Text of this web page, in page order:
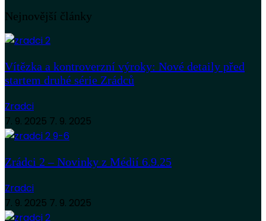
Nejnovější články
Vítězka a kontroverzní výroky: Nové detaily před
startem druhé série Zrádců
Zradci
7. 9. 2025 7. 9. 2025
Zrádci 2 – Novinky z Médií 6.9.25
Zradci
7. 9. 2025 7. 9. 2025